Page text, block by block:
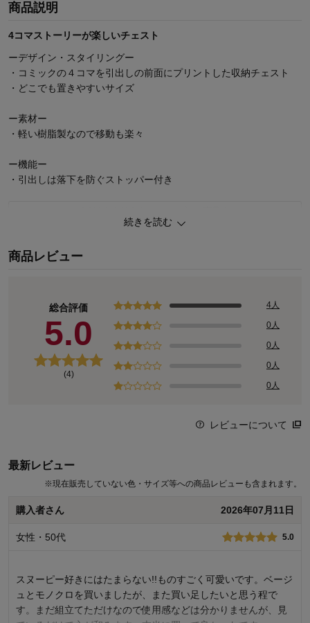
商品説明
4コマストーリーが楽しいチェスト
ーデザイン・スタイリングー
・コミックの４コマを引出しの前面にプリントした収納チェスト
・どこでも置きやすいサイズ
ー素材ー
・軽い樹脂製なので移動も楽々
ー機能ー
・引出しは落下を防ぐストッパー付き
お気に入りがきっと見つかる♪キャラクターページ
続きを読む
商品レビュー
総合評価
5.0
(4)
4人
0人
0人
0人
0人
レビューについて
最新レビュー
※現在販売していない色・サイズ等への商品レビューも含まれます。
購入者さん 2026年07月11日
女性・50代 5.0
スヌーピー好きにはたまらない!!ものすごく可愛いです。ベージ
ュとモノクロを買いましたが、また買い足したいと思う程で
す。まだ組立てただけなので使用感などは分かりませんが、見